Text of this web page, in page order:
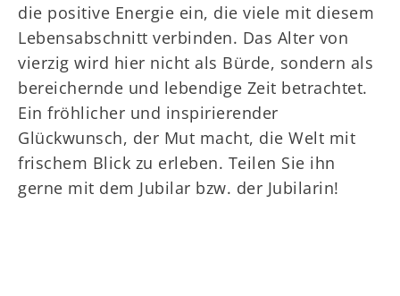
die positive Energie ein, die viele mit diesem
Lebensabschnitt verbinden. Das Alter von
vierzig wird hier nicht als Bürde, sondern als
bereichernde und lebendige Zeit betrachtet.
Ein fröhlicher und inspirierender
Glückwunsch, der Mut macht, die Welt mit
frischem Blick zu erleben. Teilen Sie ihn
gerne mit dem Jubilar bzw. der Jubilarin!